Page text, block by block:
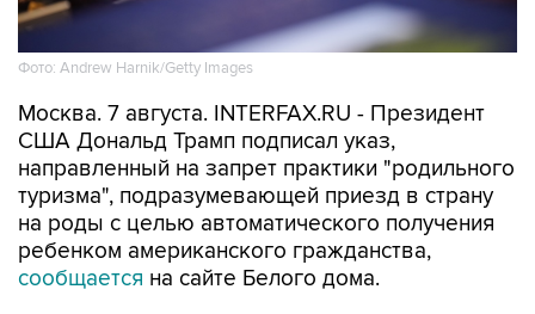
Фото: Andrew Harnik/Getty Images
Москва. 7 августа. INTERFAX.RU - Президент
США Дональд Трамп подписал указ,
направленный на запрет практики "родильного
туризма", подразумевающей приезд в страну
на роды с целью автоматического получения
ребенком американского гражданства,
сообщается на сайте Белого дома.